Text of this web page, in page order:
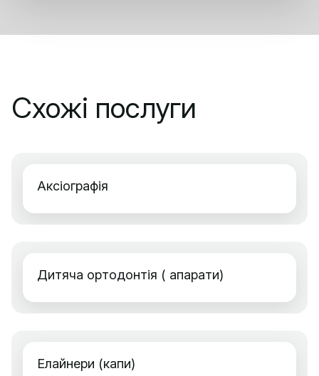
Схожі послуги
Аксіографія
Дитяча ортодонтія ( апарати)
Елайнери (капи)